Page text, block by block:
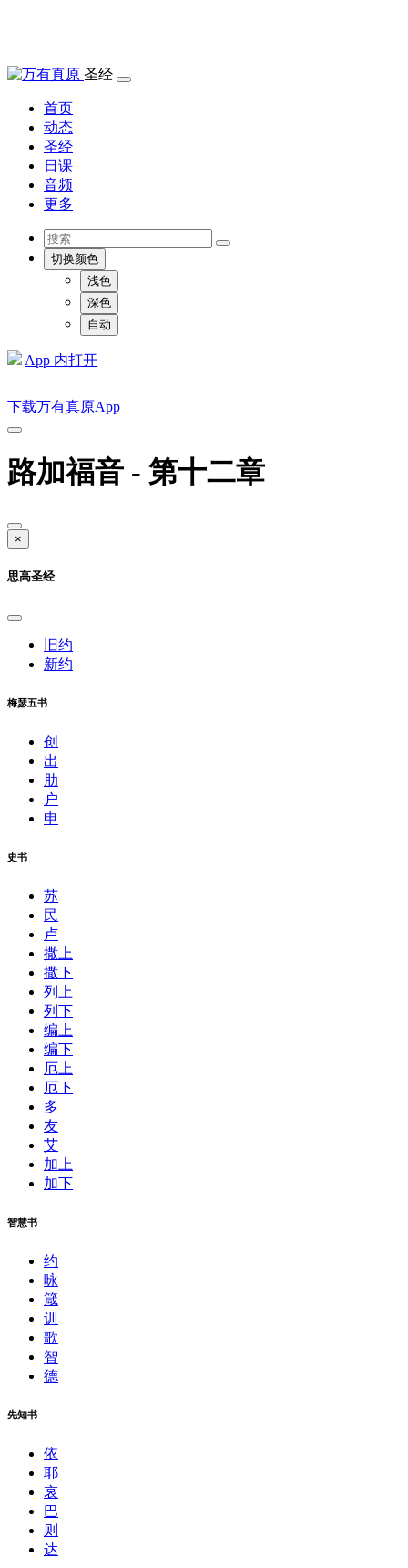
圣经
首页
动态
圣经
日课
音频
更多
切换颜色
浅色
深色
自动
App 内打开
下载万有真原App
路加福音 - 第十二章
×
思高圣经
旧约
新约
梅瑟五书
创
出
肋
户
申
史书
苏
民
卢
撒上
撒下
列上
列下
编上
编下
厄上
厄下
多
友
艾
加上
加下
智慧书
约
咏
箴
训
歌
智
德
先知书
依
耶
哀
巴
则
达